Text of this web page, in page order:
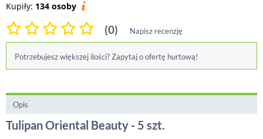
Kupiły: 134 osoby
(0) Napisz recenzję
Potrzebujesz większej ilości? Zapytaj o ofertę hurtową!
Opis
Tulipan Oriental Beauty - 5 szt.